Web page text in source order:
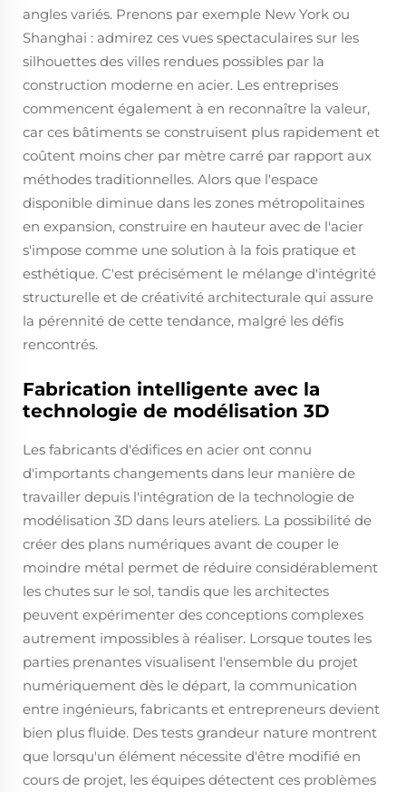
angles variés. Prenons par exemple New York ou
Shanghai : admirez ces vues spectaculaires sur les
silhouettes des villes rendues possibles par la
construction moderne en acier. Les entreprises
commencent également à en reconnaître la valeur,
car ces bâtiments se construisent plus rapidement et
coûtent moins cher par mètre carré par rapport aux
méthodes traditionnelles. Alors que l'espace
disponible diminue dans les zones métropolitaines
en expansion, construire en hauteur avec de l'acier
s'impose comme une solution à la fois pratique et
esthétique. C'est précisément le mélange d'intégrité
structurelle et de créativité architecturale qui assure
la pérennité de cette tendance, malgré les défis
rencontrés.
Fabrication intelligente avec la
technologie de modélisation 3D
Les fabricants d'édifices en acier ont connu
d'importants changements dans leur manière de
travailler depuis l'intégration de la technologie de
modélisation 3D dans leurs ateliers. La possibilité de
créer des plans numériques avant de couper le
moindre métal permet de réduire considérablement
les chutes sur le sol, tandis que les architectes
peuvent expérimenter des conceptions complexes
autrement impossibles à réaliser. Lorsque toutes les
parties prenantes visualisent l'ensemble du projet
numériquement dès le départ, la communication
entre ingénieurs, fabricants et entrepreneurs devient
bien plus fluide. Des tests grandeur nature montrent
que lorsqu'un élément nécessite d'être modifié en
cours de projet, les équipes détectent ces problèmes